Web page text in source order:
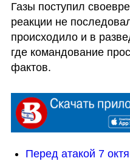
Газы поступил
реакции не
происходило и в
где командование
фактов.
Перед атакой 7